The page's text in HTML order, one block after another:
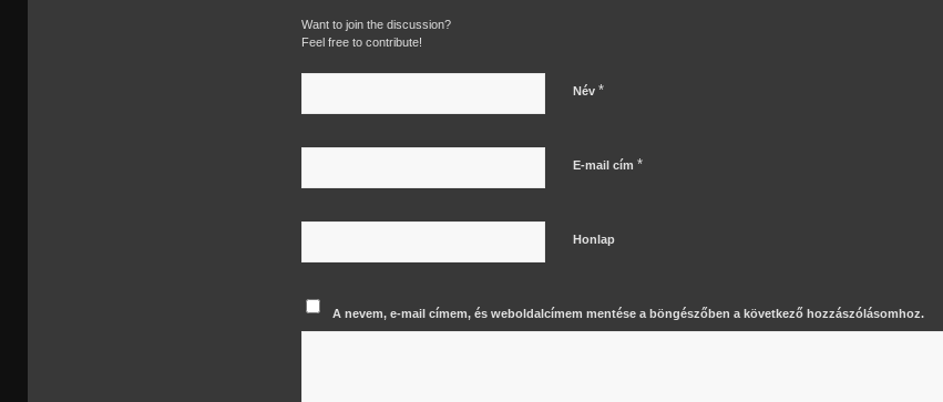
Want to join the discussion?
Feel free to contribute!
Név *
E-mail cím *
Honlap
A nevem, e-mail címem, és weboldalcímem mentése a böngészőben a következő hozzászólásomhoz.